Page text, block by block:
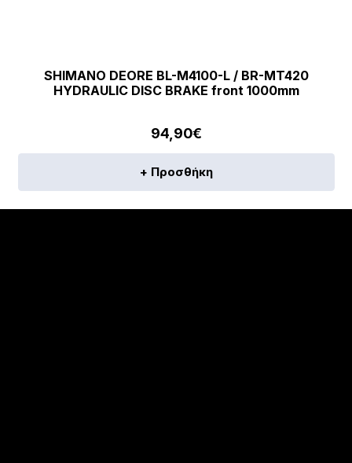
SHIMANO DEORE BL-M4100-L / BR-MT420
HYDRAULIC DISC BRAKE front 1000mm
94,90€
+ Προσθήκη